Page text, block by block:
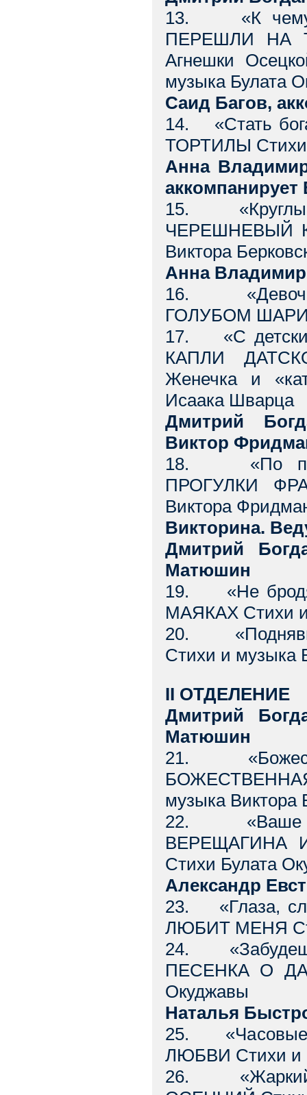
13. «К чему
ПЕРЕШЛИ НА
Агнешки
музыка Булата
Саид Багов,
14. «Стать
ТОРТИЛЫ
Анна
15. «Круглы
ЧЕРЕШНЕВЫЙ
Виктора
Анна
16.
ГОЛУБОМ
17. «С
КАПЛИ
Женечка и
Исаака Шварца
Дмитрий
Виктор
18. «По
ПРОГУЛКИ
Виктора
Викторина.
Дмитрий
Матюшин
19. «Не
МАЯКАХ Стихи
20.
Стихи и музыка
II ОТДЕЛЕНИЕ
Дмитрий
Матюшин
21.
музыка Виктора
22. «Ваше
ВЕРЕЩАГИНА
Стихи Булата
Александр
23. «Глаза,
ЛЮБИТ МЕНЯ
24.
ПЕСЕНКА О
Окуджавы
Наталья
25. «Часовые
ЛЮБВИ Стихи и
26. «Жаркий